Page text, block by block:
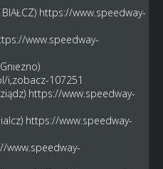
https://www.speedway-
www.speedway-
i,zobacz-107251
https://www.speedway-
https://www.speedway-
www.speedway-